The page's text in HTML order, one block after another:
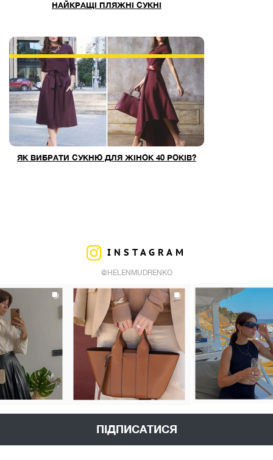
НАЙКРАЩІ ПЛЯЖНІ СУКНІ
ЯК ВИБРАТИ СУКНЮ ДЛЯ ЖІНОК 40 РОКІВ?
INSTAGRAM
@HELENMUDRENKO
ПІДПИСАТИСЯ